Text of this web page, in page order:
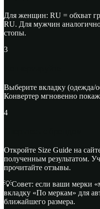
Для женщин: RU = обхват
RU. Для мужчин
стопы.
3
Выберите вкладку (одежда/
Конвертер мгновенно
4
Откройте Size Guide на
полученным результатом.
прочитайте отзывы.
💡Совет: если ваши мерки
вкладку «По меркам» для
ближайшего размера.